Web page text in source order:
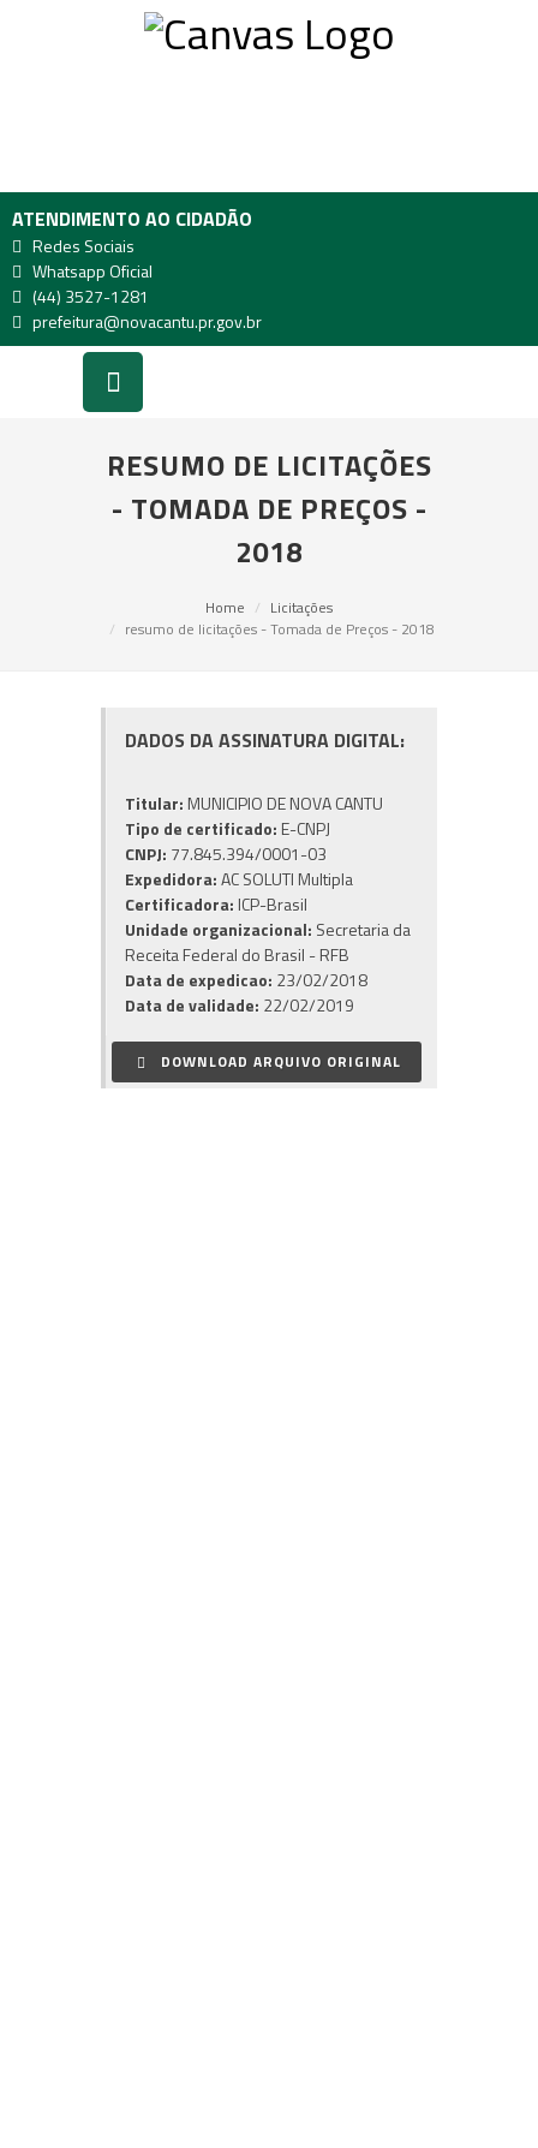
ATENDIMENTO AO CIDADÃO
Redes Sociais
Whatsapp Oficial
(44) 3527-1281
prefeitura@novacantu.pr.gov.br
RESUMO DE LICITAÇÕES
- TOMADA DE PREÇOS -
2018
Home
Licitações
resumo de licitações - Tomada de Preços - 2018
DADOS DA ASSINATURA DIGITAL:
Titular: MUNICIPIO DE NOVA CANTU
Tipo de certificado: E-CNPJ
CNPJ: 77.845.394/0001-03
Expedidora:AC SOLUTI Multipla
Certificadora: ICP-Brasil
Unidade organizacional: Secretaria da
Receita Federal do Brasil - RFB
Data de expedicao: 23/02/2018
Data de validade: 22/02/2019
DOWNLOAD ARQUIVO ORIGINAL